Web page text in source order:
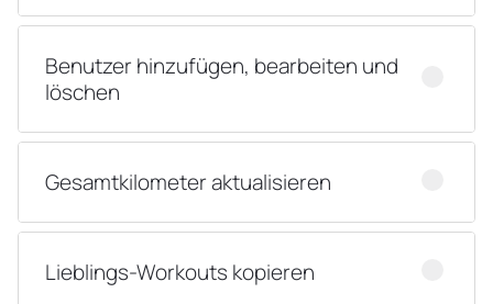
Benutzer hinzufügen, bearbeiten und
löschen
Gesamtkilometer aktualisieren
Lieblings-Workouts kopieren